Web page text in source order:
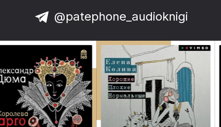
@patephone_audioknigi